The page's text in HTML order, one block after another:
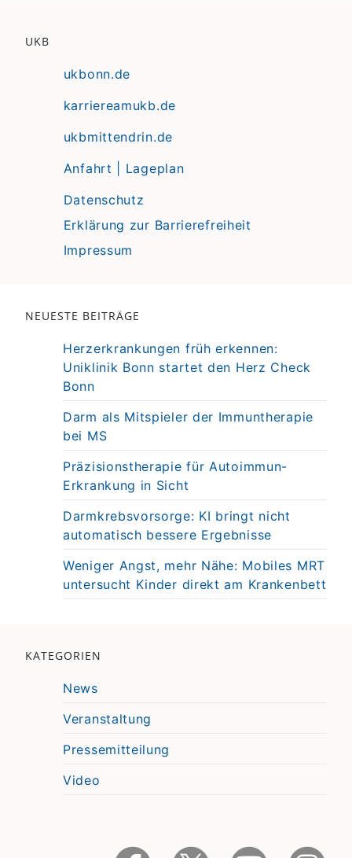
UKB
ukbonn.de
karriereamukb.de
ukbmittendrin.de
Anfahrt | Lageplan
Datenschutz
Erklärung zur Barrierefreiheit
Impressum
NEUESTE BEITRÄGE
Herzerkrankungen früh erkennen:
Uniklinik Bonn startet den Herz Check
Bonn
Darm als Mitspieler der Immuntherapie
bei MS
Präzisionstherapie für Autoimmun-
Erkrankung in Sicht
Darmkrebsvorsorge: KI bringt nicht
automatisch bessere Ergebnisse
Weniger Angst, mehr Nähe: Mobiles MRT
untersucht Kinder direkt am Krankenbett
KATEGORIEN
News
Veranstaltung
Pressemitteilung
Video